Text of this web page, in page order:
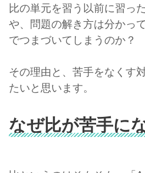
比の単元を習う以前に習っ
や、問題の解き方は分かっ
でつまづいてしまうのか？
その理由と、苦手をなくす
たいと思います。
なぜ比が苦手に